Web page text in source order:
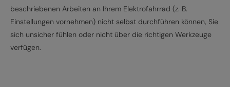
beschriebenen Arbeiten an Ihrem Elektrofahrrad (z. B.
Einstellungen vornehmen) nicht selbst durchführen können, Sie
sich unsicher fühlen oder nicht über die richtigen Werkzeuge
verfügen.